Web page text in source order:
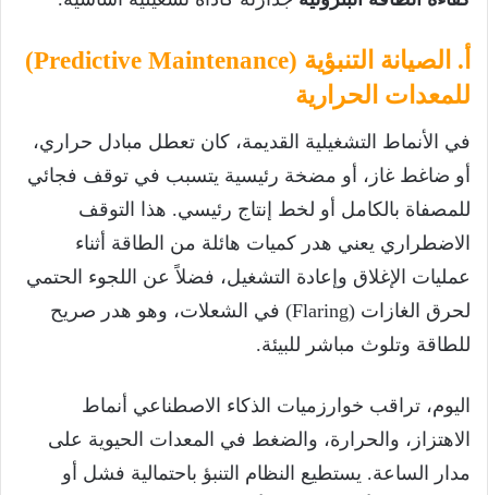
أ. الصيانة التنبؤية (Predictive Maintenance)
للمعدات الحرارية
في الأنماط التشغيلية القديمة، كان تعطل مبادل حراري،
أو ضاغط غاز، أو مضخة رئيسية يتسبب في توقف فجائي
للمصفاة بالكامل أو لخط إنتاج رئيسي. هذا التوقف
الاضطراري يعني هدر كميات هائلة من الطاقة أثناء
عمليات الإغلاق وإعادة التشغيل، فضلاً عن اللجوء الحتمي
لحرق الغازات (Flaring) في الشعلات، وهو هدر صريح
للطاقة وتلوث مباشر للبيئة.
اليوم، تراقب خوارزميات الذكاء الاصطناعي أنماط
الاهتزاز، والحرارة، والضغط في المعدات الحيوية على
مدار الساعة. يستطيع النظام التنبؤ باحتمالية فشل أو